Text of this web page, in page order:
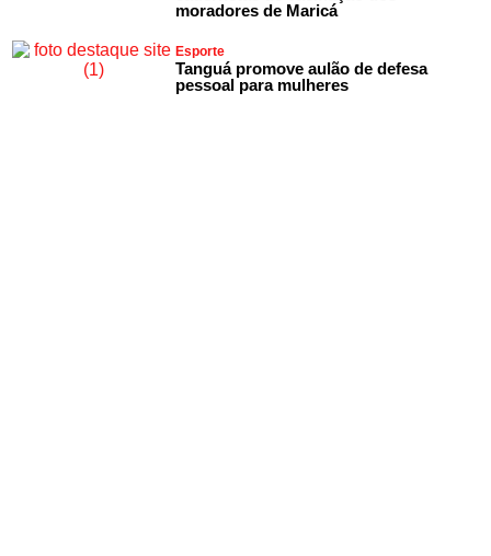
moradores de Maricá
Esporte
Tanguá promove aulão de defesa
pessoal para mulheres